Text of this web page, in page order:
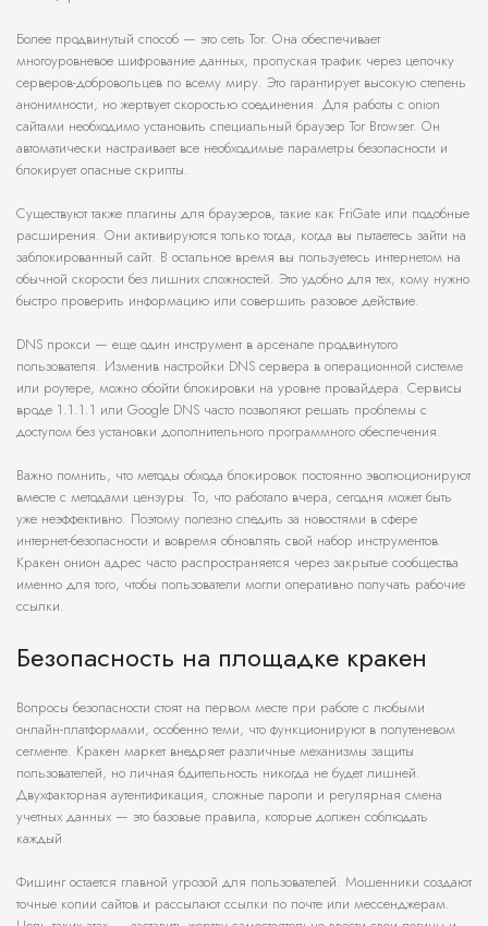
Более продвинутый способ — это сеть Tor. Она обеспечивает
многоуровневое шифрование данных, пропуская трафик через цепочку
серверов-добровольцев по всему миру. Это гарантирует высокую степень
анонимности, но жертвует скоростью соединения. Для работы с onion
сайтами необходимо установить специальный браузер Tor Browser. Он
автоматически настраивает все необходимые параметры безопасности и
блокирует опасные скрипты.
Существуют также плагины для браузеров, такие как FriGate или подобные
расширения. Они активируются только тогда, когда вы пытаетесь зайти на
заблокированный сайт. В остальное время вы пользуетесь интернетом на
обычной скорости без лишних сложностей. Это удобно для тех, кому нужно
быстро проверить информацию или совершить разовое действие.
DNS прокси — еще один инструмент в арсенале продвинутого
пользователя. Изменив настройки DNS сервера в операционной системе
или роутере, можно обойти блокировки на уровне провайдера. Сервисы
вроде 1.1.1.1 или Google DNS часто позволяют решать проблемы с
доступом без установки дополнительного программного обеспечения.
Важно помнить, что методы обхода блокировок постоянно эволюционируют
вместе с методами цензуры. То, что работало вчера, сегодня может быть
уже неэффективно. Поэтому полезно следить за новостями в сфере
интернет-безопасности и вовремя обновлять свой набор инструментов.
Кракен онион адрес часто распространяется через закрытые сообщества
именно для того, чтобы пользователи могли оперативно получать рабочие
ссылки.
Безопасность на площадке кракен
Вопросы безопасности стоят на первом месте при работе с любыми
онлайн-платформами, особенно теми, что функционируют в полутеневом
сегменте. Кракен маркет внедряет различные механизмы защиты
пользователей, но личная бдительность никогда не будет лишней.
Двухфакторная аутентификация, сложные пароли и регулярная смена
учетных данных — это базовые правила, которые должен соблюдать
каждый.
Фишинг остается главной угрозой для пользователей. Мошенники создают
точные копии сайтов и рассылают ссылки по почте или мессенджерам.